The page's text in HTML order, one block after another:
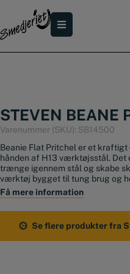
indholdet
STEVEN BEANE
Varenummer (SKU): SB14500
Beanie Flat Pritchel er et
hånden af H13 værktøjsstål. Det
trænge igennem stål og skabe
værktøj bygget til tung brug og
kræver maksimal pålidelighed af
Alsidighed til konkurrence og
konkurrencebrug eller har brug
fabriksko i løbet af
værktøj.Dens robuste
Få mere information
Se flere produkter fra